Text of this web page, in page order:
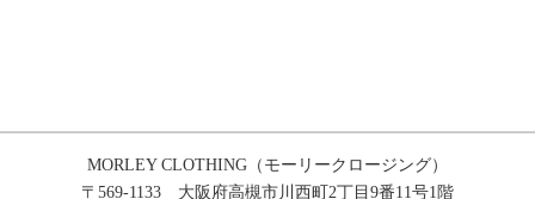
MORLEY CLOTHING（モーリークロージング）
〒569-1133 大阪府高槻市川西町2丁目9番11号1階